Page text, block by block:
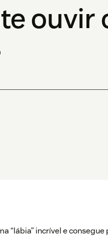
ouvir
“lábia” incrível e